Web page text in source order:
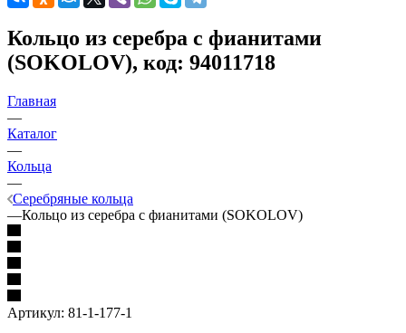
Кольцо из серебра с фианитами
(SOKOLOV), код: 94011718
Главная
—
Каталог
—
Кольца
—
Серебряные кольца
—Кольцо из серебра с фианитами (SOKOLOV)
Артикул: 81-1-177-1